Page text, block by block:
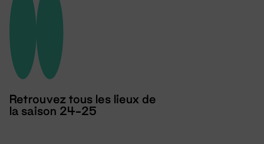
Retrouvez tous les lieux de
la saison 24-25